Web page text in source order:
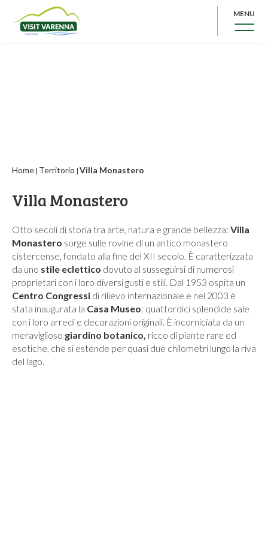
MENU
Home | Territorio | Villa Monastero
Villa Monastero
Otto secoli di storia tra arte, natura e grande bellezza: Villa
Monastero sorge sulle rovine di un antico monastero
cistercense, fondato alla fine del XII secolo. È caratterizzata
da uno stile eclettico dovuto al susseguirsi di numerosi
proprietari con i loro diversi gusti e stili. Dal 1953 ospita un
Centro Congressi di rilievo internazionale e nel 2003 è
stata inaugurata la Casa Museo: quattordici splendide sale
con i loro arredi e decorazioni originali. È incorniciata da un
meraviglioso giardino botanico, ricco di piante rare ed
esotiche, che si estende per quasi due chilometri lungo la riva
del lago.